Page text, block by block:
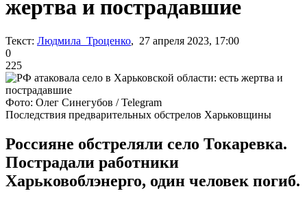
жертва и пострадавшие
Текст: Людмила Троценко, 27 апреля 2023, 17:00
0
225
Фото: Олег Синегубов / Telegram
Последствия предварительных обстрелов Харьковщины
Россияне обстреляли село Токаревка.
Пострадали работники
Харьковоблэнерго, один человек погиб.